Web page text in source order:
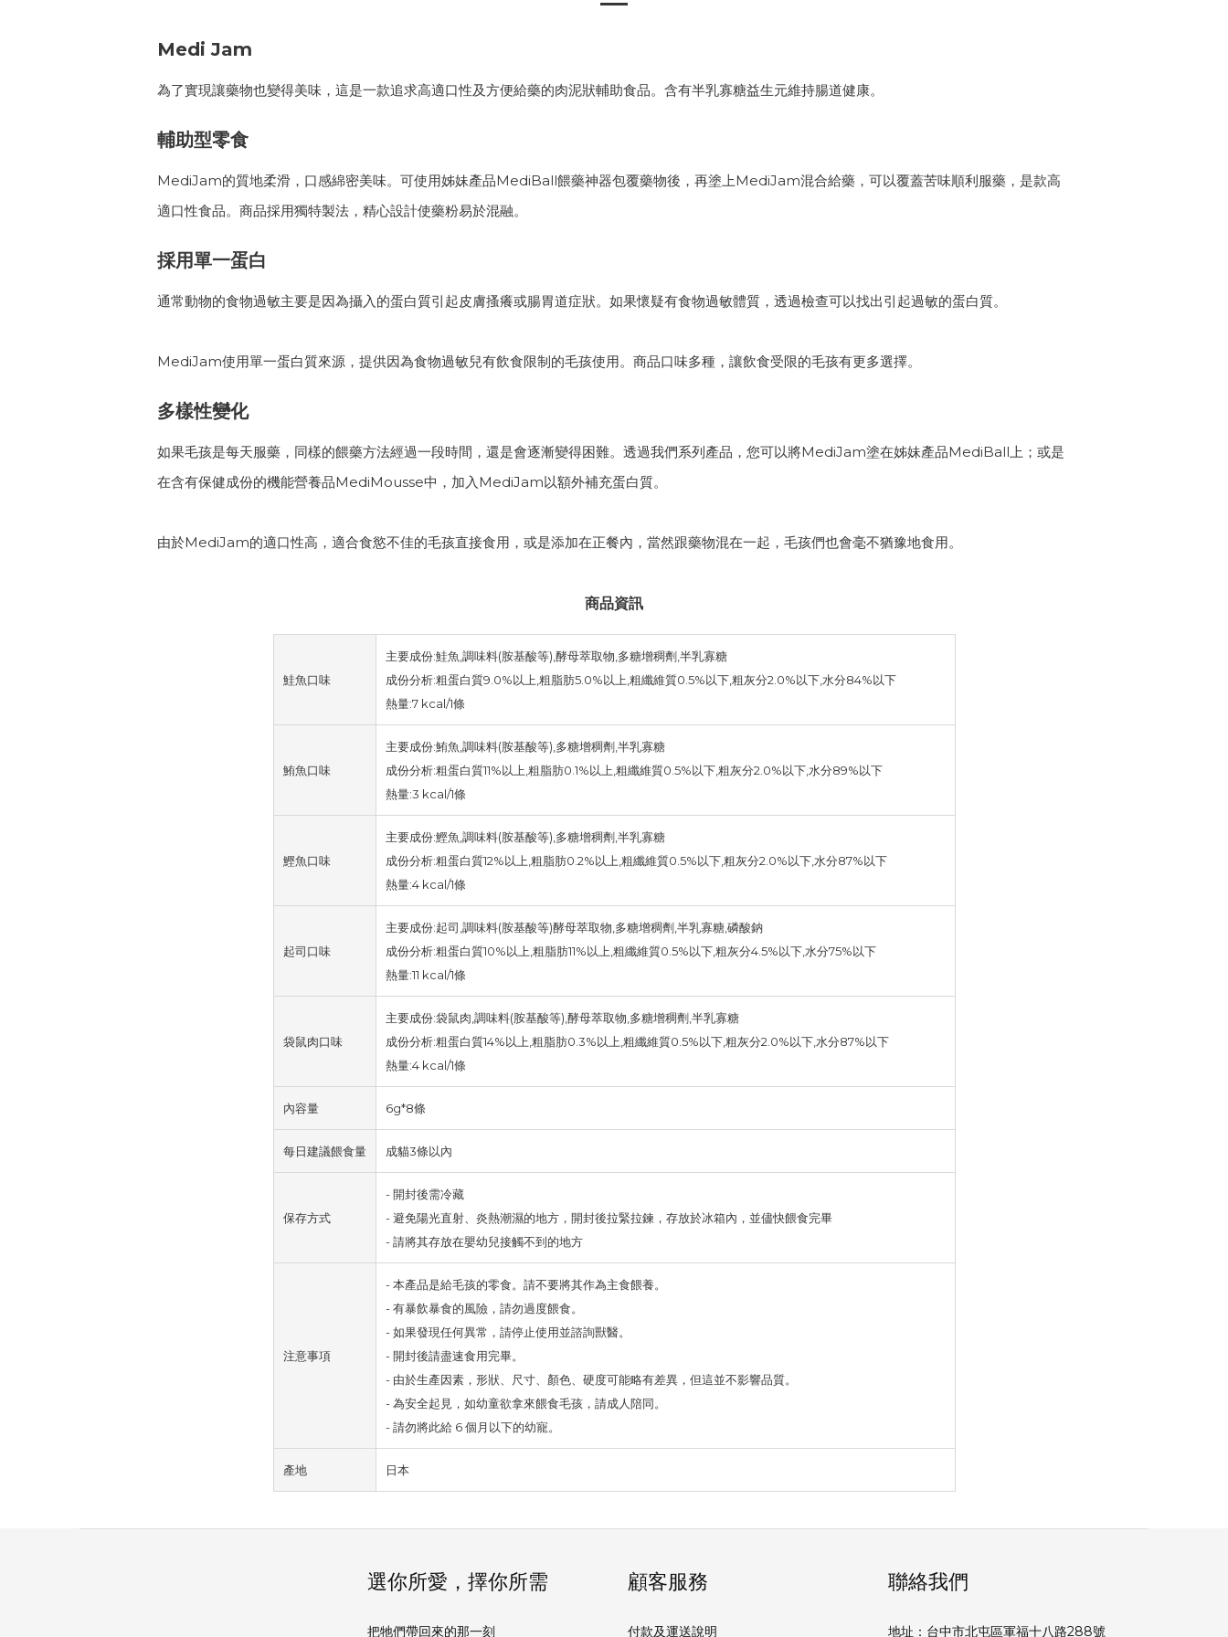
Medi Jam
為了實現讓藥物也變得美味，這是一款追求高適口性及方便給藥的肉泥狀輔助食品。含有半乳寡糖益生元維持腸道健康。
輔助型零食
MediJam的質地柔滑，口感綿密美味。可使用姊妹產品MediBall餵藥神器包覆藥物後，再塗上MediJam混合給藥，可以覆蓋苦味順利服藥，是款高
適口性食品。商品採用獨特製法，精心設計使藥粉易於混融。
採用單一蛋白
通常動物的食物過敏主要是因為攝入的蛋白質引起皮膚搔癢或腸胃道症狀。如果懷疑有食物過敏體質，透過檢查可以找出引起過敏的蛋白質。
MediJam使用單一蛋白質來源，提供因為食物過敏兒有飲食限制的毛孩使用。商品口味多種，讓飲食受限的毛孩有更多選擇。
多樣性變化
如果毛孩是每天服藥，同樣的餵藥方法經過一段時間，還是會逐漸變得困難。透過我們系列產品，您可以將MediJam塗在姊妹產品MediBall上；或是
在含有保健成份的機能營養品MediMousse中，加入MediJam以額外補充蛋白質。
由於MediJam的適口性高，適合食慾不佳的毛孩直接食用，或是添加在正餐內，當然跟藥物混在一起，毛孩們也會毫不猶豫地食用。
商品資訊
鮭魚口味
主要成份:鮭魚,調味料(胺基酸等),酵母萃取物,多糖增稠劑,半乳寡糖
成份分析:粗蛋白質9.0%以上,粗脂肪5.0%以上,粗纖維質0.5%以下,粗灰分2.0%以下,水分84%以下
熱量:7 kcal/1條
鮪魚口味
主要成份:鮪魚,調味料(胺基酸等),多糖增稠劑,半乳寡糖
成份分析:粗蛋白質11%以上,粗脂肪0.1%以上,粗纖維質0.5%以下,粗灰分2.0%以下,水分89%以下
熱量:3 kcal/1條
鰹魚口味
主要成份:鰹魚,調味料(胺基酸等),多糖增稠劑,半乳寡糖
成份分析:粗蛋白質12%以上,粗脂肪0.2%以上,粗纖維質0.5%以下,粗灰分2.0%以下,水分87%以下
熱量:4 kcal/1條
起司口味
主要成份:起司,調味料(胺基酸等)酵母萃取物,多糖增稠劑,半乳寡糖,磷酸鈉
成份分析:粗蛋白質10%以上,粗脂肪11%以上,粗纖維質0.5%以下,粗灰分4.5%以下,水分75%以下
熱量:11 kcal/1條
袋鼠肉口味
主要成份:袋鼠肉,調味料(胺基酸等),酵母萃取物,多糖增稠劑,半乳寡糖
成份分析:粗蛋白質14%以上,粗脂肪0.3%以上,粗纖維質0.5%以下,粗灰分2.0%以下,水分87%以下
熱量:4 kcal/1條
內容量 6g*8條
每日建議餵食量 成貓3條以內
保存方式
- 開封後需冷藏
- 避免陽光直射、炎熱潮濕的地方，開封後拉緊拉鍊，存放於冰箱內，並儘快餵食完畢
- 請將其存放在嬰幼兒接觸不到的地方
注意事項
- 本產品是給毛孩的零食。請不要將其作為主食餵養。
- 有暴飲暴食的風險，請勿過度餵食。
- 如果發現任何異常，請停止使用並諮詢獸醫。
- 開封後請盡速食用完畢。
- 由於生產因素，形狀、尺寸、顏色、硬度可能略有差異，但這並不影響品質。
- 為安全起見，如幼童欲拿來餵食毛孩，請成人陪同。
- 請勿將此給 6 個月以下的幼寵。
產地 日本
選你所愛，擇你所需
把牠們帶回來的那一刻
顧客服務
付款及運送說明
聯絡我們
地址：台中市北屯區軍福十八路288號